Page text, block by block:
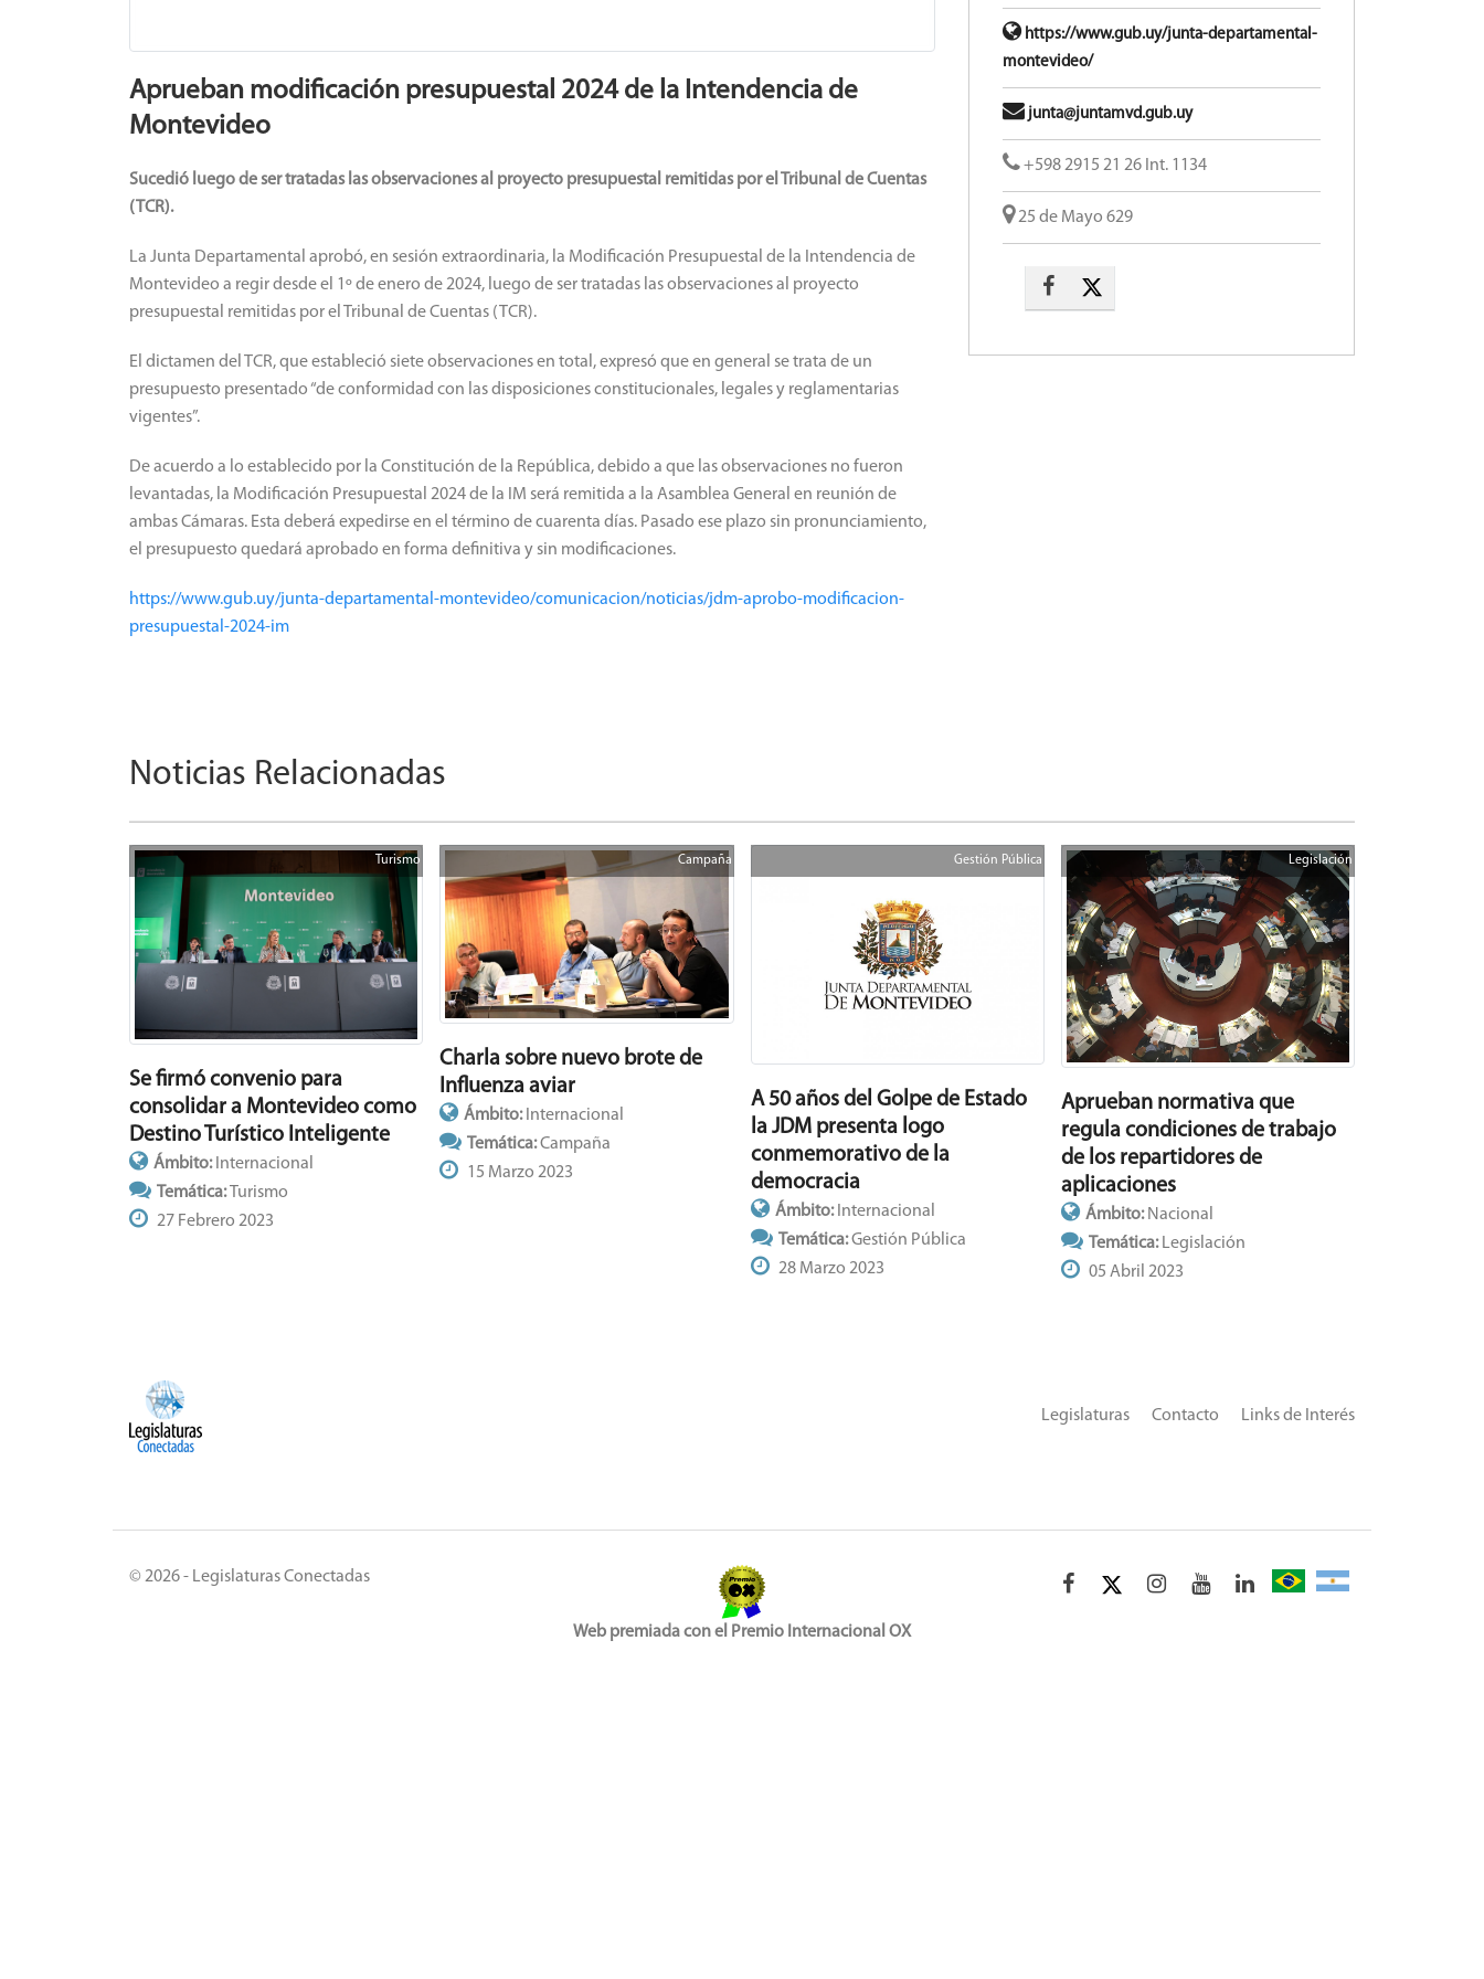
Aprueban modificación presupuestal 2024 de la Intendencia de
Montevideo
Sucedió luego de ser tratadas las observaciones al proyecto presupuestal remitidas por el Tribunal de Cuentas
(TCR).
La Junta Departamental aprobó, en sesión extraordinaria, la Modificación Presupuestal de la Intendencia de
Montevideo a regir desde el 1º de enero de 2024, luego de ser tratadas las observaciones al proyecto
presupuestal remitidas por el Tribunal de Cuentas (TCR).
El dictamen del TCR, que estableció siete observaciones en total, expresó que en general se trata de un
presupuesto presentado “de conformidad con las disposiciones constitucionales, legales y reglamentarias
vigentes”.
De acuerdo a lo establecido por la Constitución de la República, debido a que las observaciones no fueron
levantadas, la Modificación Presupuestal 2024 de la IM será remitida a la Asamblea General en reunión de
ambas Cámaras. Esta deberá expedirse en el término de cuarenta días. Pasado ese plazo sin pronunciamiento,
el presupuesto quedará aprobado en forma definitiva y sin modificaciones.
https://www.gub.uy/junta-departamental-montevideo/comunicacion/noticias/jdm-aprobo-modificacion-
presupuestal-2024-im
https://www.gub.uy/junta-departamental-
montevideo/
junta@juntamvd.gub.uy
+598 2915 21 26 Int. 1134
25 de Mayo 629
Noticias Relacionadas
Turismo
Se firmó convenio para
consolidar a Montevideo como
Destino Turístico Inteligente
Ámbito: Internacional
Temática:Turismo
27 Febrero 2023
Campaña
Charla sobre nuevo brote de
Influenza aviar
Ámbito: Internacional
Temática:Campaña
15 Marzo 2023
Gestión Pública
A 50 años del Golpe de Estado
la JDM presenta logo
conmemorativo de la
democracia
Ámbito: Internacional
Temática:Gestión Pública
28 Marzo 2023
Legislación
Aprueban normativa que
regula condiciones de trabajo
de los repartidores de
aplicaciones
Ámbito: Nacional
Temática: Legislación
05 Abril 2023
Links de Interés
Contacto
Legislaturas
© 2026 - Legislaturas Conectadas
Web premiada con el Premio Internacional OX